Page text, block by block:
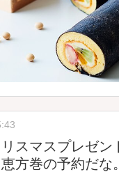
スマスプレゼン
方巻の予約だな